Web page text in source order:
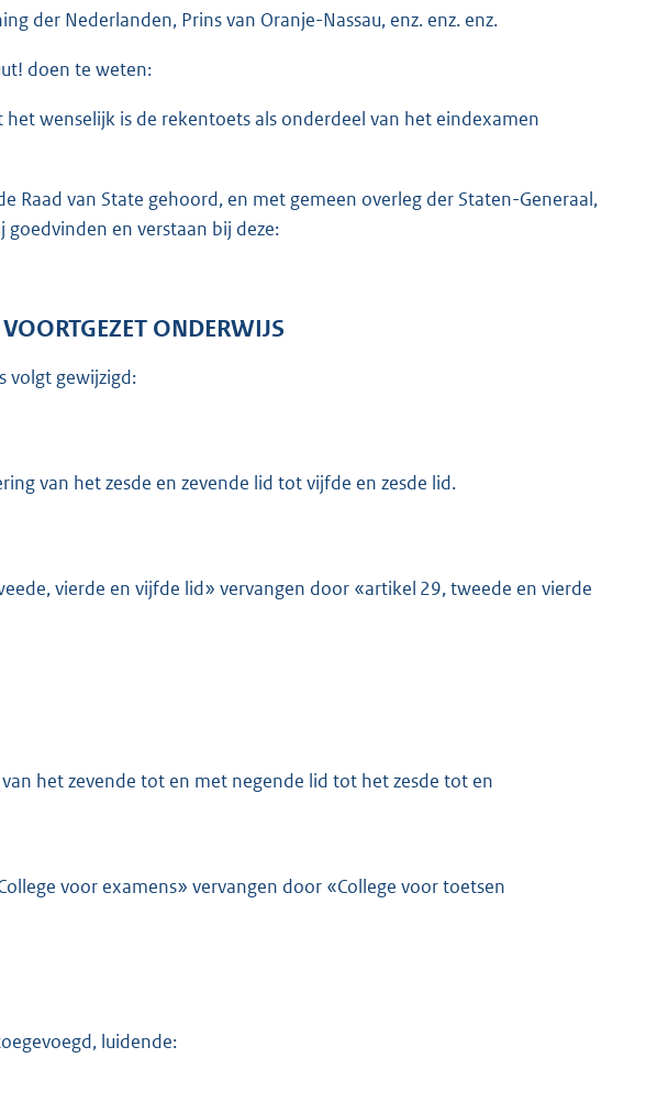
der Nederlanden, Prins van Oranje-Nassau, enz. enz. enz.
doen te weten:
wenselijk is de rekentoets als onderdeel van het eindexamen
Raad van State gehoord, en met gemeen overleg der Staten-Generaal,
en verstaan bij deze:
ONDERWIJS
volgt gewijzigd:
van het zesde en zevende lid tot vijfde en zesde lid.
vierde en vijfde lid» vervangen door «artikel 29, tweede en vierde
het zevende tot en met negende lid tot het zesde tot en
voor examens» vervangen door «College voor toetsen
luidende: